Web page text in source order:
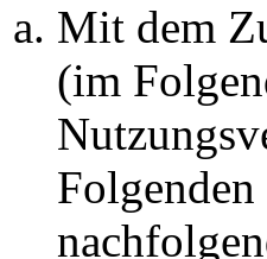
Mit dem
(im